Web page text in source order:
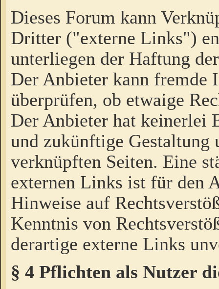
Dieses Forum kann
Dritter ("externe Links")
unterliegen der Haftung
Der Anbieter kann fremde
überprüfen, ob etwaige
Der Anbieter hat keinerlei
und zukünftige Gestaltung
verknüpften Seiten. Eine
externen Links ist für den
Hinweise auf
Kenntnis von
derartige externe Links
§ 4 Pflichten als Nutzer